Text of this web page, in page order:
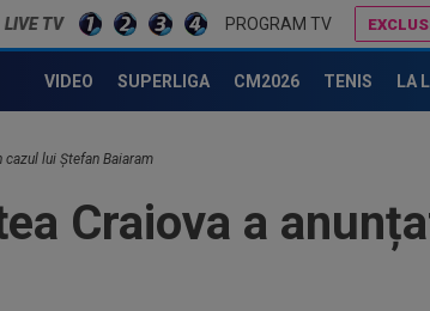
LIVE TV PROGRAM TV
VIDEO SUPERLIGA CM2026 TENIS LA
lui Ștefan Baiaram
Craiova a